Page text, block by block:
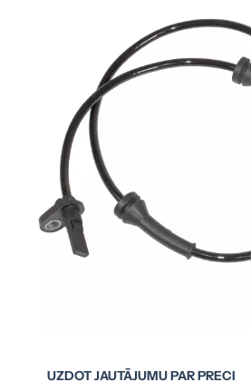
UZDOT JAUTĀJUMU PAR PRECI